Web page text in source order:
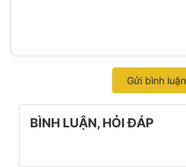
Gửi bình luận
BÌNH LUẬN, HỎI ĐÁP